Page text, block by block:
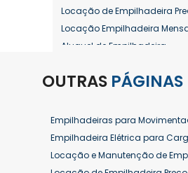
Locação de Empilhadeira
Locação Empilhadeira
Aluguel de Empilhadeira
Aluguel de Empilhadeira
Aluguel de Empilhadeira
Aluguel de Empilhadeira
Aluguel de Empilhadeira
Aluguel de Empilhadeira Valor
OUTRAS PÁGINAS
Empilhadeiras para
Empilhadeira Elétrica para
Locação e Manutenção de